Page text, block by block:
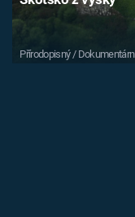
Přírodopisný /